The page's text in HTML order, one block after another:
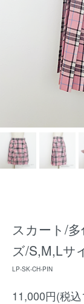
スカート/
ズ/S,M,Lサ
LP-SK-CH-PIN
11,000円(税